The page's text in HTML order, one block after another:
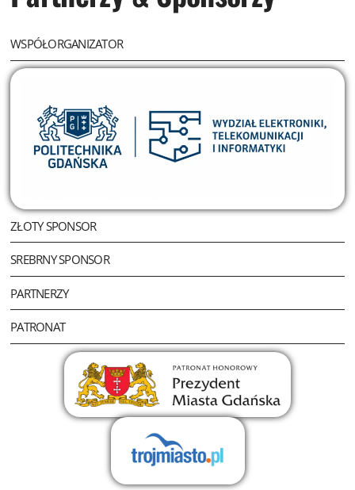
Remigiusz Tunowski
Future Processing, Business Intelligence Consultant, PhD
Tomasz Libera
Data Architect TIDK, MVP Data Platform, KursySQL.pl
Uwe Ricken
db Berater GmbH - Managing Director
WSPÓŁORGANIZATOR
ZŁOTY SPONSOR
SREBRNY SPONSOR
PARTNERZY
PATRONAT